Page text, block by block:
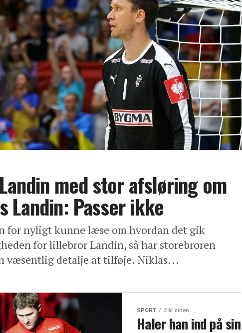
med stor afsløring om
Landin: Passer ikke
for nyligt kunne læse om hvordan det gik
for lillebror Landin, så har storebroren
væsentlig detalje at tilføje. Niklas...
SPORT 2 år siden
Haler han ind på sin